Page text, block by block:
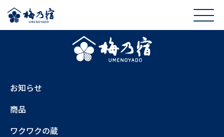
お知らせ
商品
ワクワクの蔵